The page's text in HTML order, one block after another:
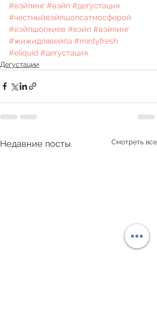
#вэйпинг #вэйп #дегустация
#честныйвэйпшопсатмосферой
#вэйпшопкиев #вэйп #вэйпинг
#жижидлявейпа #mintyfresh
#eliquid #дегустация
Дегустации
Недавние посты Смотреть все